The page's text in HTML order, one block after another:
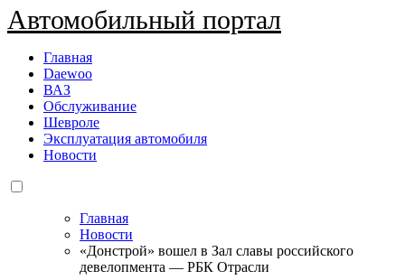
Автомобильный портал
Главная
Daewoo
ВАЗ
Обслуживание
Шевроле
Эксплуатация автомобиля
Новости
Главная
Новости
«Донстрой» вошел в Зал славы российского
девелопмента — РБК Отрасли